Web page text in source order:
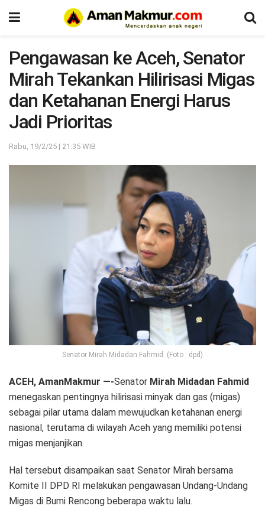
Pengawasan ke Aceh, Senator
Mirah Tekankan Hilirisasi Migas
dan Ketahanan Energi Harus
Jadi Prioritas
Rabu, 19/2/25 | 21:35 WIB
Senator Mirah Midadan Fahmid. (Foto : dpd)
ACEH, AmanMakmur —-Senator Mirah Midadan Fahmid
menegaskan pentingnya hilirisasi minyak dan gas (migas)
sebagai pilar utama dalam mewujudkan ketahanan energi
nasional, terutama di wilayah Aceh yang memiliki potensi
migas menjanjikan.
Hal tersebut disampaikan saat Senator Mirah bersama
Komite II DPD RI melakukan pengawasan Undang-Undang
Migas di Bumi Rencong beberapa waktu lalu.